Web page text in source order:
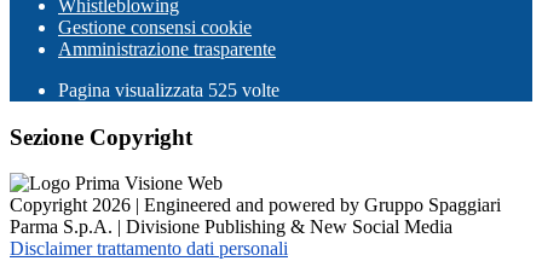
Whistleblowing
Gestione consensi cookie
Amministrazione trasparente
Pagina visualizzata 525 volte
Sezione Copyright
Copyright 2026 | Engineered and powered by Gruppo Spaggiari
Parma S.p.A. | Divisione Publishing & New Social Media
Disclaimer trattamento dati personali